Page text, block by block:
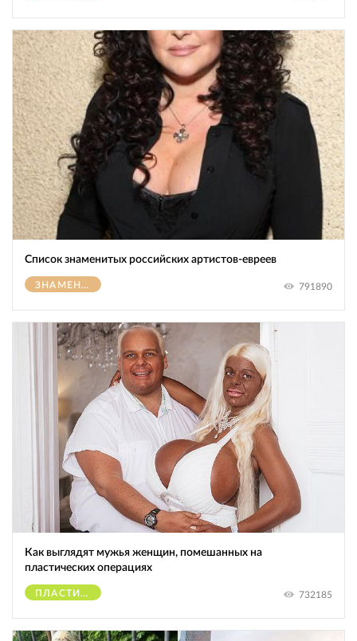
Список знаменитых российских артистов-евреев
ЗНАМЕНИТОСТИ 791890
Как выглядят мужья женщин, помешанных на
пластических операциях
ПЛАСТИЧЕСКИЕ ОПЕРАЦИИ 732185